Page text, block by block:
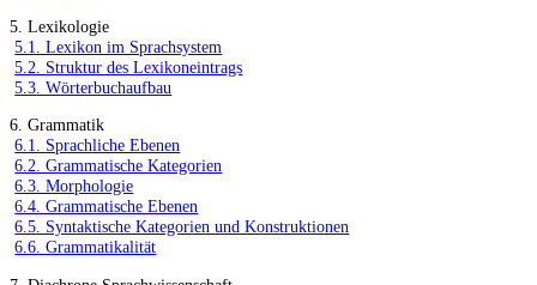
5. Lexikologie
5.1. Lexikon im Sprachsystem
5.2. Struktur des Lexikoneintrags
5.3. Wörterbuchaufbau
6. Grammatik
6.1. Sprachliche Ebenen
6.2. Grammatische Kategorien
6.3. Morphologie
6.4. Grammatische Ebenen
6.5. Syntaktische Kategorien und Konstruktionen
6.6. Grammatikalität